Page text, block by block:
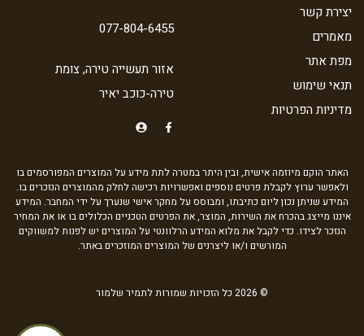
יצירת קשר
מאמרים
מפת אתר
תנאי שימוש
מדיניות הפרטיות
077-804-6455
אזור תעשייה טירה, צומת
טירה-כוכב יאיר
האתר הוקם מיוזמה אישית, ובין היתר במטרה לתת מידע על המוצרים המפורסמים בו
ולאפשר ערוץ לקבלת פרטים נוספים ואפשרויות רכישה לחלק מהמוצרים הנזכרים בו.
המידע שניתן נכון ליום כתיבתו, ומבוסס על מחקר אישי שנערך על ידי המחבר. המידע
איננו מייצג בהכרח את השירות, המוצר, את הפרטים הטכניים הכלולים בו או את המחיר
הנזכר לצידו. כדי לקבל את מלוא המידע הרלוונטי על המוצרים יש לפנות למשווקים
המורשים ו/או ליצרנים של המוצרים המוזכרים באתר.
© 2026 כל הזכויות שמורות לתמיר שלמור